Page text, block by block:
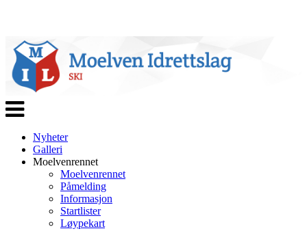
Veksle
navigasjon
Nyheter
Galleri
Moelvenrennet
Moelvenrennet
Påmelding
Informasjon
Startlister
Løypekart